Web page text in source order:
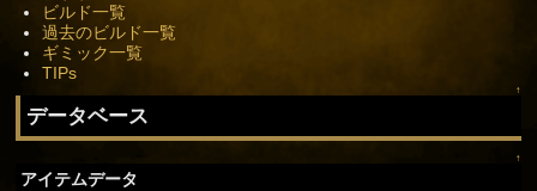
ビルド一覧
過去のビルド一覧
ギミック一覧
TIPs
↑
データベース
↑
アイテムデータ